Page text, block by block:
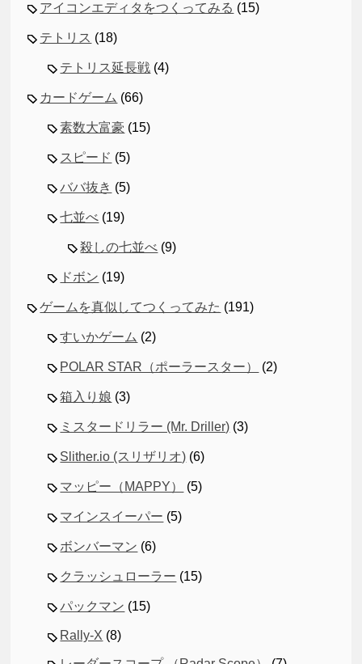
アイコンエディタをつくってみる (15)
テトリス (18)
テトリス延長戦 (4)
カードゲーム (66)
素数大富豪 (15)
スピード (5)
ババ抜き (5)
七並べ (19)
殺しの七並べ (9)
ドボン (19)
ゲームを真似してつくってみた (191)
すいかゲーム (2)
POLAR STAR（ポーラースター） (2)
箱入り娘 (3)
ミスタードリラー (Mr. Driller) (3)
Slither.io (スリザリオ) (6)
マッピー（MAPPY） (5)
マインスイーパー (5)
ボンバーマン (6)
クラッシュローラー (15)
パックマン (15)
Rally-X (8)